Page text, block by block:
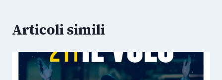
Articoli simili